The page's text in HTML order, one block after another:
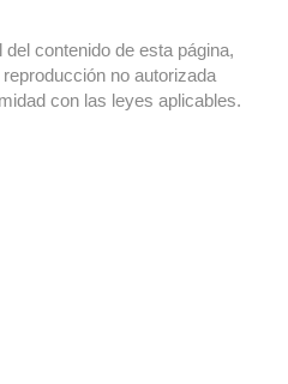
contenido de esta página,
no autorizada
con las leyes aplicables.